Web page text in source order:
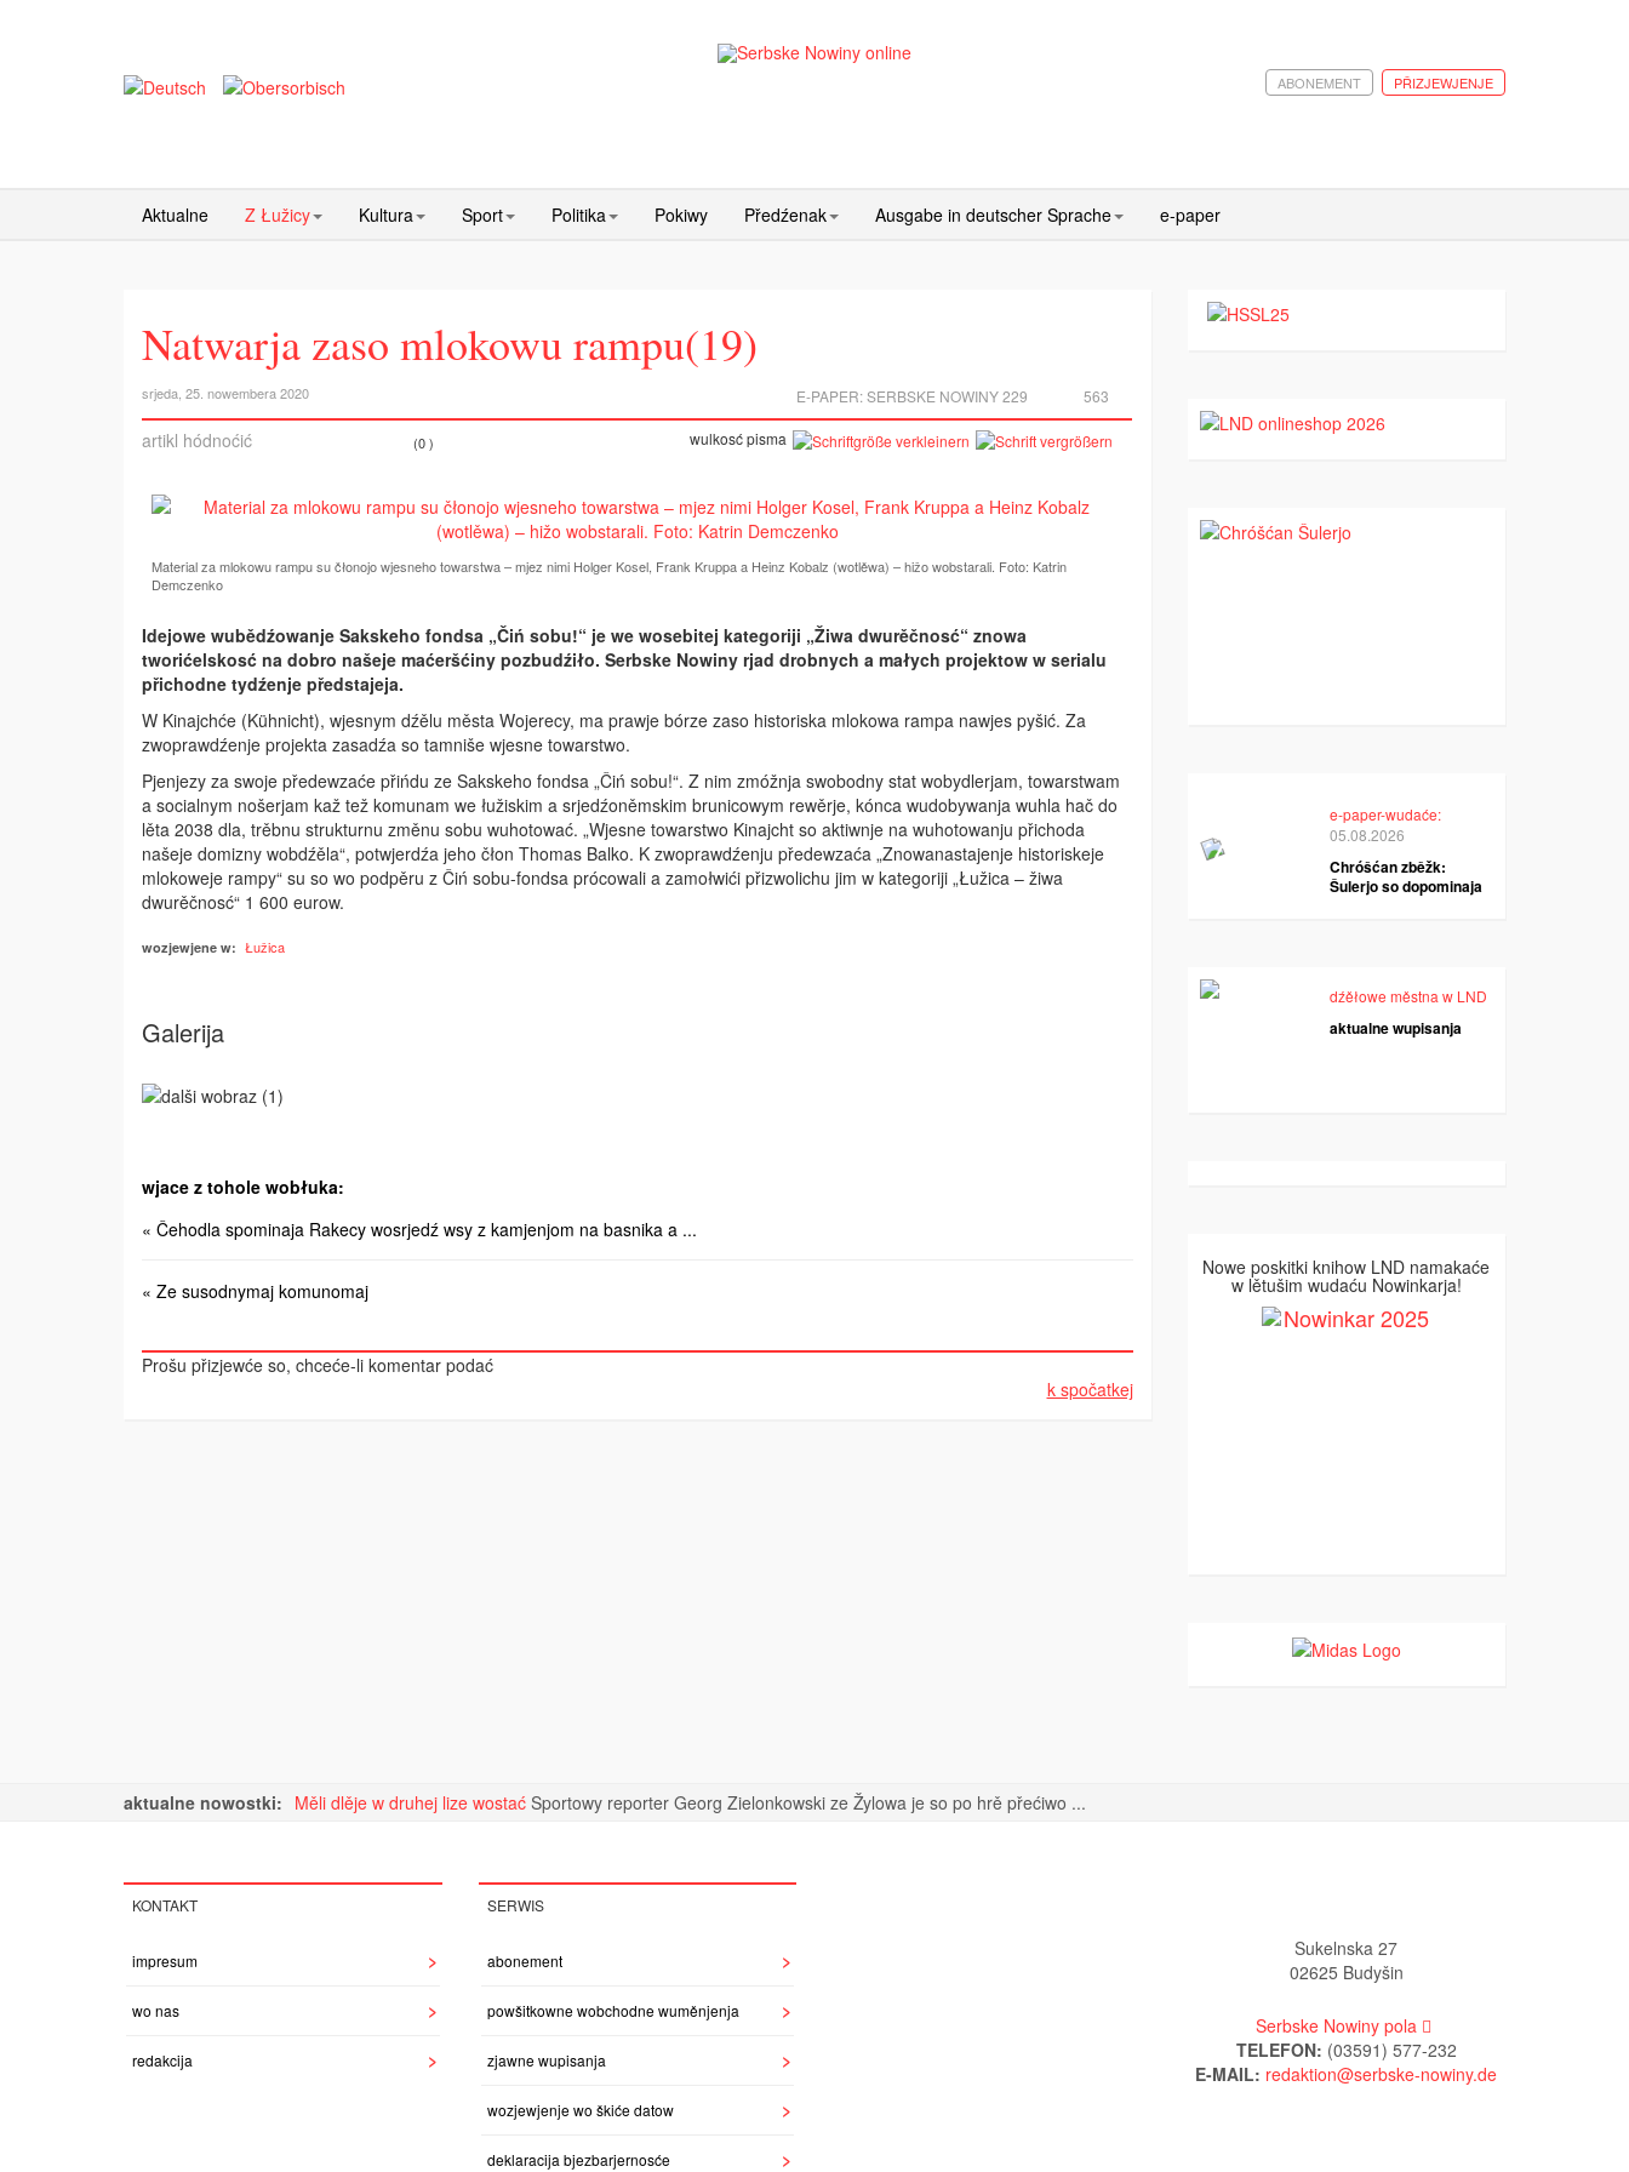
PŘIZJEWJENJE
ABONEMENT
Aktualne Z Łužicy Kultura Sport Politika Pokiwy Předźenak Ausgabe in deutscher Sprache e-paper
Natwarja zaso mlokowu rampu(19)
srjeda, 25. nowembera 2020 563
E-PAPER:SERBSKE NOWINY 229
artikl hódnoćić (0 ) wulkosć pisma
Material za mlokowu rampu su čłonojo wjesneho towarstwa – mjez nimi Holger Kosel, Frank Kruppa a Heinz Kobalz (wotlěwa) – hižo wobstarali. Foto: Katrin
Demczenko
Idejowe wubědźowanje Sakskeho fondsa „Čiń sobu!“ je we wosebitej kategoriji „Žiwa dwurěčnosć“ znowa
tworićelskosć na dobro našeje maćeršćiny po­zbudźiło. Serbske Nowiny rjad drobnych a małych projektow w serialu
přichodne tydźenje předstajeja.
W Kinajchće (Kühnicht), wjesnym dźělu města Wojerecy, ma prawje bórze zaso historiska mlokowa rampa nawjes pyšić. Za
zwoprawdźenje projekta zasadźa so tamniše wjesne towarstwo.
Pjenjezy za swoje předewzaće přińdu ze Sakskeho fondsa „Čiń sobu!“. Z nim zmóžnja swobodny stat wobydlerjam, towarstwam
a socialnym nošerjam kaž tež komunam we łužiskim a srjedźoněmskim brunicowym rewěrje, kónca wudobywanja wuhla hač do
lěta 2038 dla, trěbnu strukturnu změnu sobu wuhotować. „Wjesne towarstwo Kinajcht so aktiwnje na wuhotowanju přichoda
našeje domizny wobdźěla“, potwjerdźa jeho čłon Thomas Balko. K zwoprawdźenju předewzaća „Znowanastajenje historiskeje
mlokoweje rampy“ su so wo podpěru z Čiń sobu-fondsa prócowali a zamołwići přizwolichu jim w kategoriji „Łužica – žiwa
dwurěčnosć“ 1 600 eurow.
wozjewjene w: Łužica
Galerija
wjace z tohole wobłuka:
« Čehodla spominaja Rakecy wosrjedź wsy z kamjenjom na basnika a ...
« Ze susodnymaj komunomaj
Prošu přizjewće so, chceće-li komentar podać
k spočatkej
e-paper-wudaće:
05.08.2026
Chróšćan zběžk:
Šulerjo so dopominaja
dźěłowe městna w LND
aktualne wupisanja
Nowe poskitki knihow LND namakaće
w lětušim wudaću Nowinkarja!
aktualne nowostki: Měli dlěje w druhej lize wostać Sportowy reporter Georg Zielonkowski ze Žylowa je so po hrě přećiwo ...
KONTAKT
impresum
wo nas
redakcija
SERWIS
abonement
powšitkowne wobchodne wuměnjenja
zjawne wupisanja
wozjewjenje wo škiće datow
deklaracija bjezbarjernosće
Sukelnska 27
02625 Budyšin
Serbske Nowiny pola
TELEFON: (03591) 577-232
E-MAIL: